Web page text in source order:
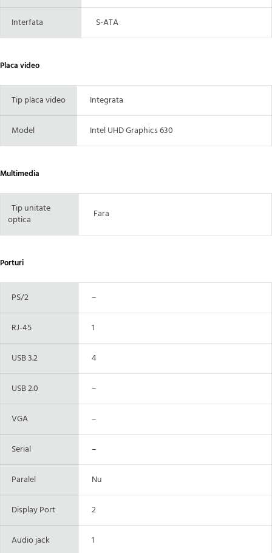
Interfata S-ATA
Placa video
Tip placa video Integrata
Model Intel UHD Graphics 630
Multimedia
Tip unitate
optica
Fara
Porturi
PS/2 –
RJ-45 1
USB 3.2 4
USB 2.0 –
VGA –
Serial –
Paralel Nu
Display Port 2
Audio jack 1